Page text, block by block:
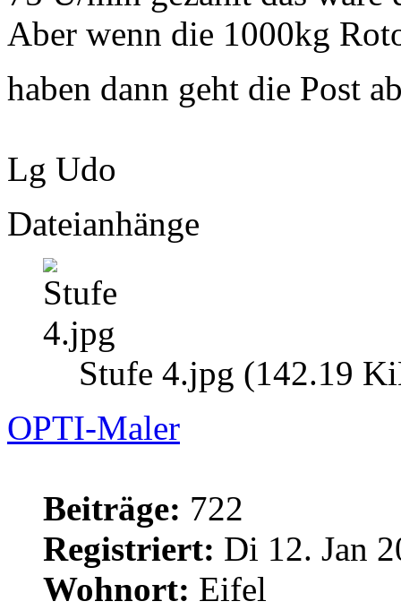
Aber wenn die 1000kg
haben dann geht die Post
Lg Udo
Dateianhänge
Stufe 4.jpg (142.19
OPTI-Maler
Beiträge: 722
Registriert: Di 12. Jan
Wohnort: Eifel